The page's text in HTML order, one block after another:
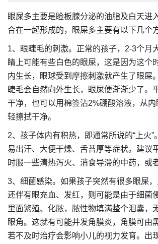
眼屎多主要是睑板腺分泌的油脂及白天进
合在一起形成的，眼屎多主要有以下几个
1、眼睫毛的刺激。正常的孩子，2-3个月
睛上可能有些白色的眼屎，这是因为这个
内生长，眼球受到摩擦刺激就产生了眼屎
睫毛会自然向外生长，眼屎便渐渐少了。
干净，也可以用棉签沾2%硼酸溶液，从
轻擦拭干净。
2、孩子体内有积热，即通常所说的“上火”
易出汗、大便干燥、舌苔厚等症状。建议
时服一些清热泻火、消食导滞的中药，或
3、细菌感染。如果孩子突然有很多眼屎
还伴有眼充血、发红，则可能是由于细菌
里面繁殖、化脓，脓性物填满整个泪囊，
眼角。这就有可能并发角膜炎，角膜可由
若不及时治疗会影响小儿的视力发育。出